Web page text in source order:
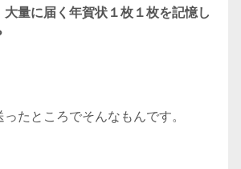
大量に届く年賀状１枚１枚を記憶し
たところでそんなもんです。